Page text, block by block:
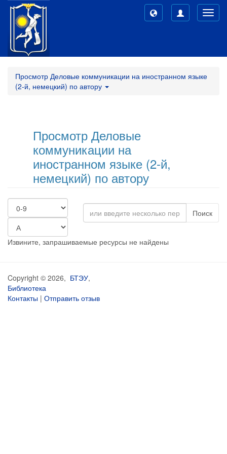
Просмотр Деловые коммуникации на иностранном языке
(2-й, немецкий) по автору
Просмотр Деловые
коммуникации на
иностранном языке (2-й,
немецкий) по автору
Поиск
Извините, запрашиваемые ресурсы не найдены
Copyright © 2026, БТЭУ,
Библиотека
Контакты | Отправить отзыв